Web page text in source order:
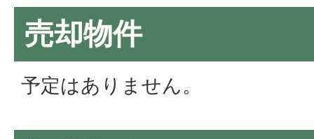
売却物件
予定はありません。